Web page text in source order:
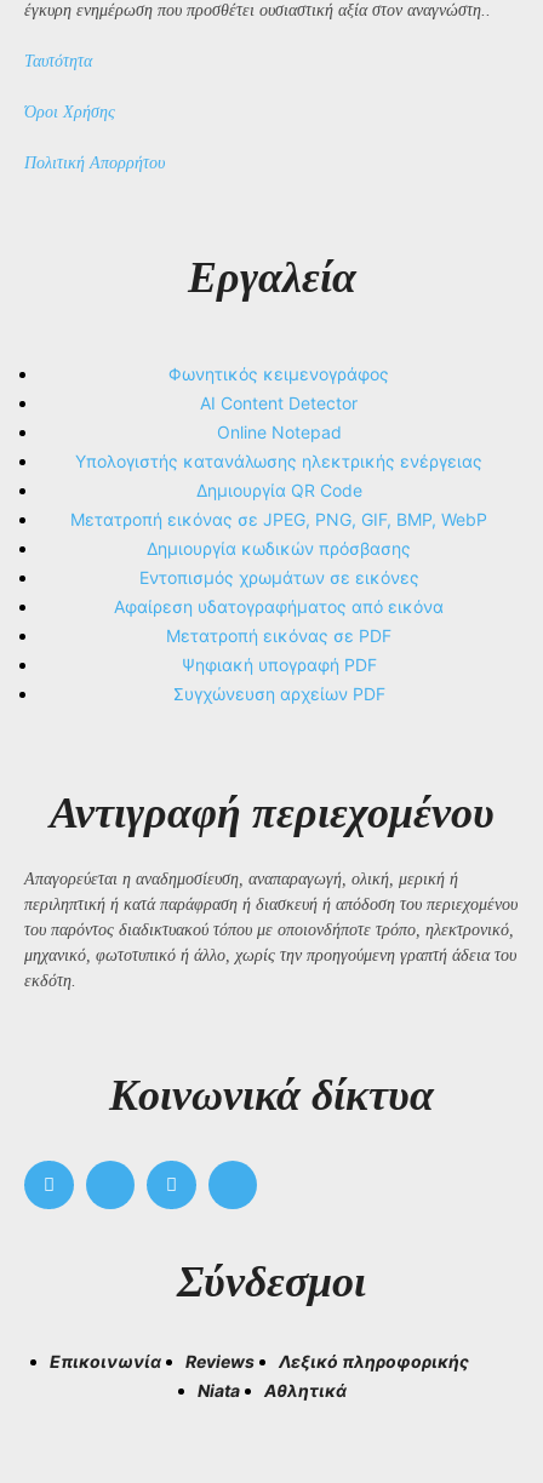
έγκυρη ενημέρωση που προσθέτει ουσιαστική αξία στον αναγνώστη..
Ταυτότητα
Όροι Χρήσης
Πολιτική Απορρήτου
Εργαλεία
Φωνητικός κειμενογράφος
AI Content Detector
Online Notepad
Υπολογιστής κατανάλωσης ηλεκτρικής ενέργειας
Δημιουργία QR Code
Μετατροπή εικόνας σε JPEG, PNG, GIF, BMP, WebP
Δημιουργία κωδικών πρόσβασης
Εντοπισμός χρωμάτων σε εικόνες
Αφαίρεση υδατογραφήματος από εικόνα
Μετατροπή εικόνας σε PDF
Ψηφιακή υπογραφή PDF
Συγχώνευση αρχείων PDF
Αντιγραφή περιεχομένου
Απαγορεύεται η αναδημοσίευση, αναπαραγωγή, ολική, μερική ή
περιληπτική ή κατά παράφραση ή διασκευή ή απόδοση του περιεχομένου
του παρόντος διαδικτυακού τόπου με οποιονδήποτε τρόπο, ηλεκτρονικό,
μηχανικό, φωτοτυπικό ή άλλο, χωρίς την προηγούμενη γραπτή άδεια του
εκδότη.
Kοινωνικά δίκτυα
Σύνδεσμοι
Επικοινωνία Reviews
Λεξικό πληροφορικής
Niata
Αθλητικά